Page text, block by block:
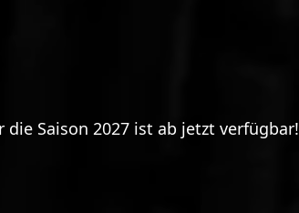
die Saison 2027 ist ab jetzt verfügbar!